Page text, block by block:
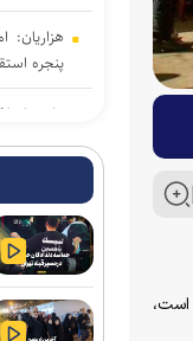
است،
هزاریان:
پنجره
علیرضا
مدافع
بار هم
فولاد
رضاییان